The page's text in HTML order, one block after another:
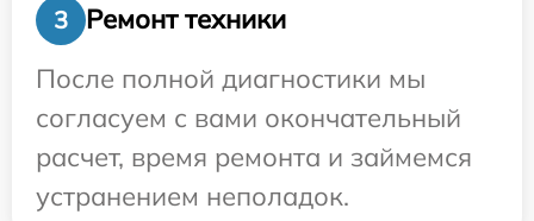
3
Ремонт техники
После полной диагностики мы
согласуем с вами окончательный
расчет, время ремонта и займемся
устранением неполадок.